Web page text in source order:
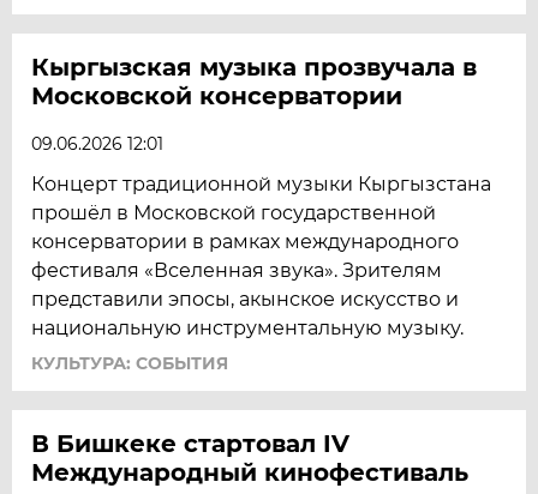
Кыргызская музыка прозвучала в
Московской консерватории
09.06.2026 12:01
Концерт традиционной музыки Кыргызстана
прошёл в Московской государственной
консерватории в рамках международного
фестиваля «Вселенная звука». Зрителям
представили эпосы, акынское искусство и
национальную инструментальную музыку.
КУЛЬТУРА: СОБЫТИЯ
В Бишкеке стартовал IV
Международный кинофестиваль